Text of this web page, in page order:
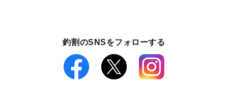
釣割のSNSをフォローする